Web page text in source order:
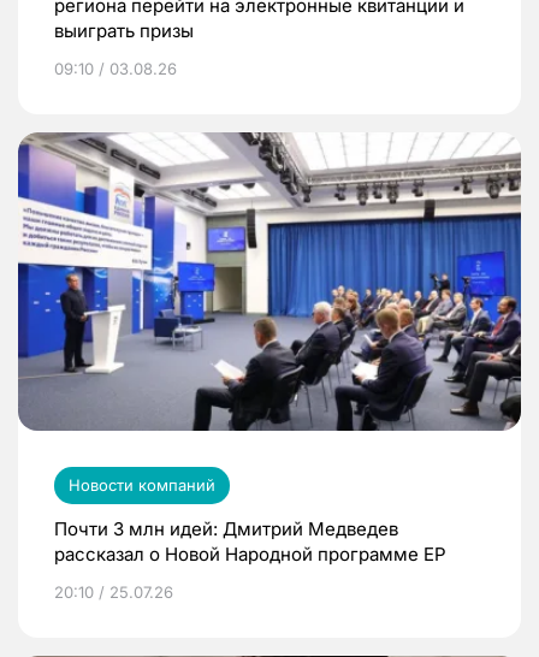
региона перейти на электронные квитанции и
выиграть призы
09:10 / 03.08.26
Новости компаний
Почти 3 млн идей: Дмитрий Медведев
рассказал о Новой Народной программе ЕР
20:10 / 25.07.26